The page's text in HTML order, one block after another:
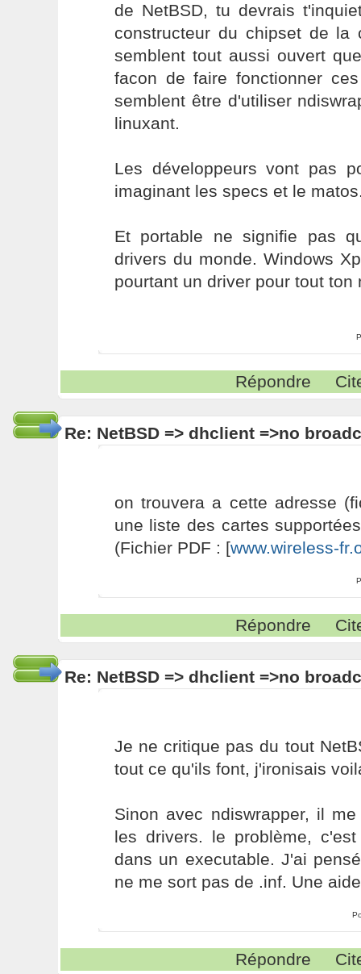
de NetBSD, tu devrais
constructeur du chipset de la
semblent tout aussi ouvert
facon de faire fonctionner
semblent être d'utiliser
linuxant.
Les développeurs vont pas
imaginant les specs et le
Et portable ne signifie pas
drivers du monde. Windows
pourtant un driver pour tout ton
Répondre
Re: NetBSD => dhclient =>no
on trouvera a cette adresse
une liste des cartes
(Fichier PDF : [www.wireless-
Répondre
Re: NetBSD => dhclient =>no
Je ne critique pas du tout
tout ce qu'ils font, j'ironisais
Sinon avec ndiswrapper, il
les drivers. le problème,
dans un executable. J'ai
ne me sort pas de .inf. Une
Répondre